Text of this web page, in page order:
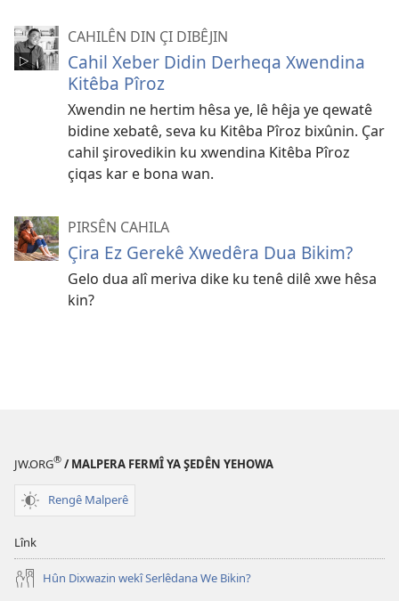
CAHILÊN DIN ÇI DIBÊJIN
Cahil Xeber Didin Derheqa Xwendina
Kitêba Pîroz
Xwendin ne hertim hêsa ye, lê hêja ye qewatê
bidine xebatê, seva ku Kitêba Pîroz bixûnin. Çar
cahil şirovedikin ku xwendina Kitêba Pîroz
çiqas kar e bona wan.
PIRSÊN CAHILA
Çira Ez Gerekê Xwedêra Dua Bikim?
Gelo dua alî meriva dike ku tenê dilê xwe hêsa
kin?
JW.ORG® / MALPERA FERMÎ YA ŞEDÊN YEHOWA
Rengê Malperê
Lînk
Hûn Dixwazin wekî Serlêdana We Bikin?